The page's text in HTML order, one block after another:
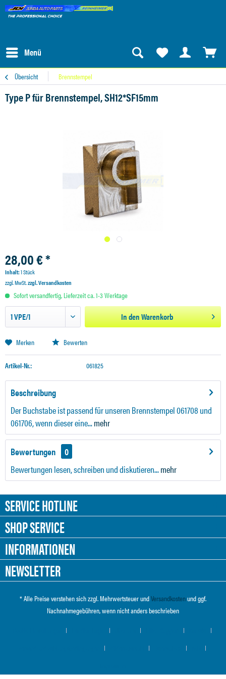
Menü
Übersicht Brennstempel
Type P für Brennstempel, SH12*SF15mm
28,00 € *
Inhalt:1 Stück
zzgl. MwSt.zzgl. Versandkosten
Sofort versandfertig, Lieferzeit ca. 1-3 Werktage
In denWarenkorb
Merken Bewerten
Artikel-Nr.: 061825
Beschreibung
Der Buchstabe ist passend für unseren Brennstempel 061708 und
061706, wenn dieser eine...mehr
Bewertungen
0
Bewertungen lesen, schreiben und diskutieren...mehr
SERVICE HOTLINE
SHOP SERVICE
INFORMATIONEN
NEWSLETTER
* Alle Preise verstehen sich zzgl. Mehrwertsteuer undVersandkostenund ggf.
Nachnahmegebühren, wenn nicht anders beschrieben